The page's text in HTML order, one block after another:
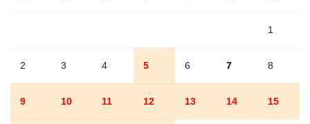
1
2 3 4 5 6 7 8
9 10 11 12 13 14 15